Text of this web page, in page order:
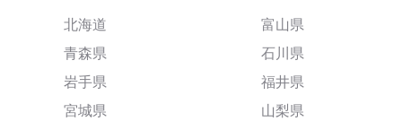
北海道
青森県
岩手県
宮城県
富山県
石川県
福井県
山梨県